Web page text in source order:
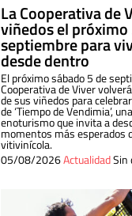
La Cooperativa de
viñedos el próximo
septiembre para
desde dentro
El próximo sábado 5 de
Cooperativa de Viver
de sus viñedos para
de ‘Tiempo de Vendimia’,
enoturismo que invita a
momentos más esperados
vitivinícola.
05/08/2026ActualidadSin